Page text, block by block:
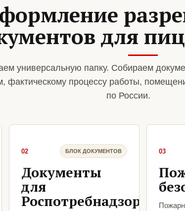
для
универсальную папку. Собираем
фактическому процессу работы,
по России.
02 БЛОК ДОКУМЕНТОВ
Документы
для
Роспотребнадзора
03